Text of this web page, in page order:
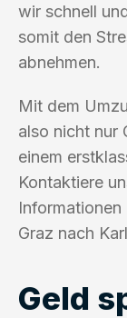
wir schnell
somit den
abnehmen.
Mit dem
also nicht nur
einem
Kontaktiere
Graz nach
Geld